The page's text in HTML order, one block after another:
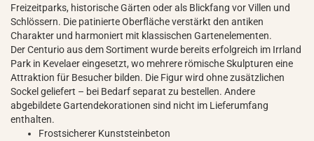
Freizeitparks, historische Gärten oder als Blickfang vor Villen und
Schlössern. Die patinierte Oberfläche verstärkt den antiken
Charakter und harmoniert mit klassischen Gartenelementen.
Der Centurio aus dem Sortiment wurde bereits erfolgreich im Irrland
Park in Kevelaer eingesetzt, wo mehrere römische Skulpturen eine
Attraktion für Besucher bilden. Die Figur wird ohne zusätzlichen
Sockel geliefert – bei Bedarf separat zu bestellen. Andere
abgebildete Gartendekorationen sind nicht im Lieferumfang
enthalten.
Frostsicherer Kunststeinbeton